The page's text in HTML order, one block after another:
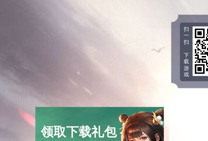
扫
一
扫
下
载
游
戏
领取下载礼包